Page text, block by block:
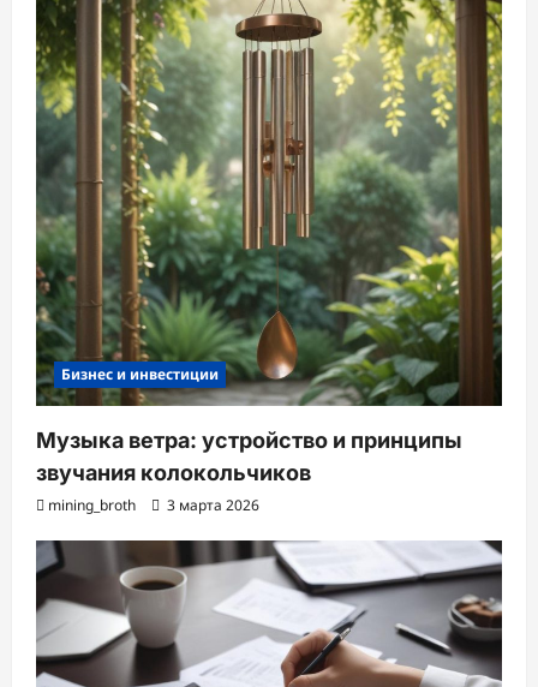
Бизнес и инвестиции
Музыка ветра: устройство и принципы
звучания колокольчиков
mining_broth 3 марта 2026